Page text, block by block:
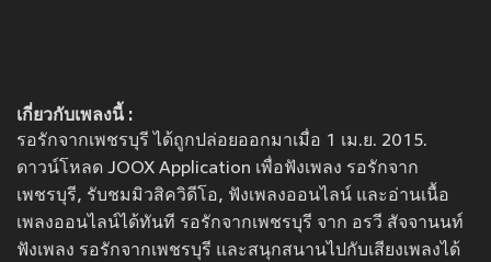
เกี่ยวกับเพลงนี้ :
รอรักจากเพชรบุรี ได้ถูกปล่อยออกมาเมื่อ 1 เม.ย. 2015.
ดาวน์โหลด JOOX Application เพื่อฟังเพลง รอรักจาก
เพชรบุรี, รับชมมิวสิควิดีโอ, ฟังเพลงออนไลน์ และอ่านเนื้อ
เพลงออนไลน์ได้ทันที รอรักจากเพชรบุรี จาก อรวี สัจจานนท์
ฟังเพลง รอรักจากเพชรบุรี และสนุกสนานไปกับเสียงเพลงได้